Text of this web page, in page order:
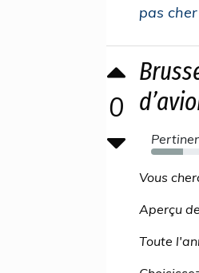
pas cher
0
57%
Vous
Aperçu
Toute